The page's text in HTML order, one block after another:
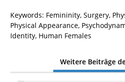
Keywords: Femininity, Surgery,
Physical Appearance,
Identity, Human Females
Weitere Beiträge